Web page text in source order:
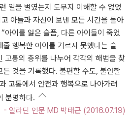
일을 벌였는지 도무지 이해할 수 없었
아들과 자신이 보낸 모든 시간을 돌아
아이를 잃은 슬픔, 다른 아이들이 죽었
행복한 아이를 기르지 못했다는 슬
고통의 층위를 나누어 각각의 해법을 찾
것을 기록했다. 불편할 수도, 불안할
고통에서 안전과 행복으로 나아가려
분명하다.
- 알라딘 인문 MD 박태근 (2016.07.19)